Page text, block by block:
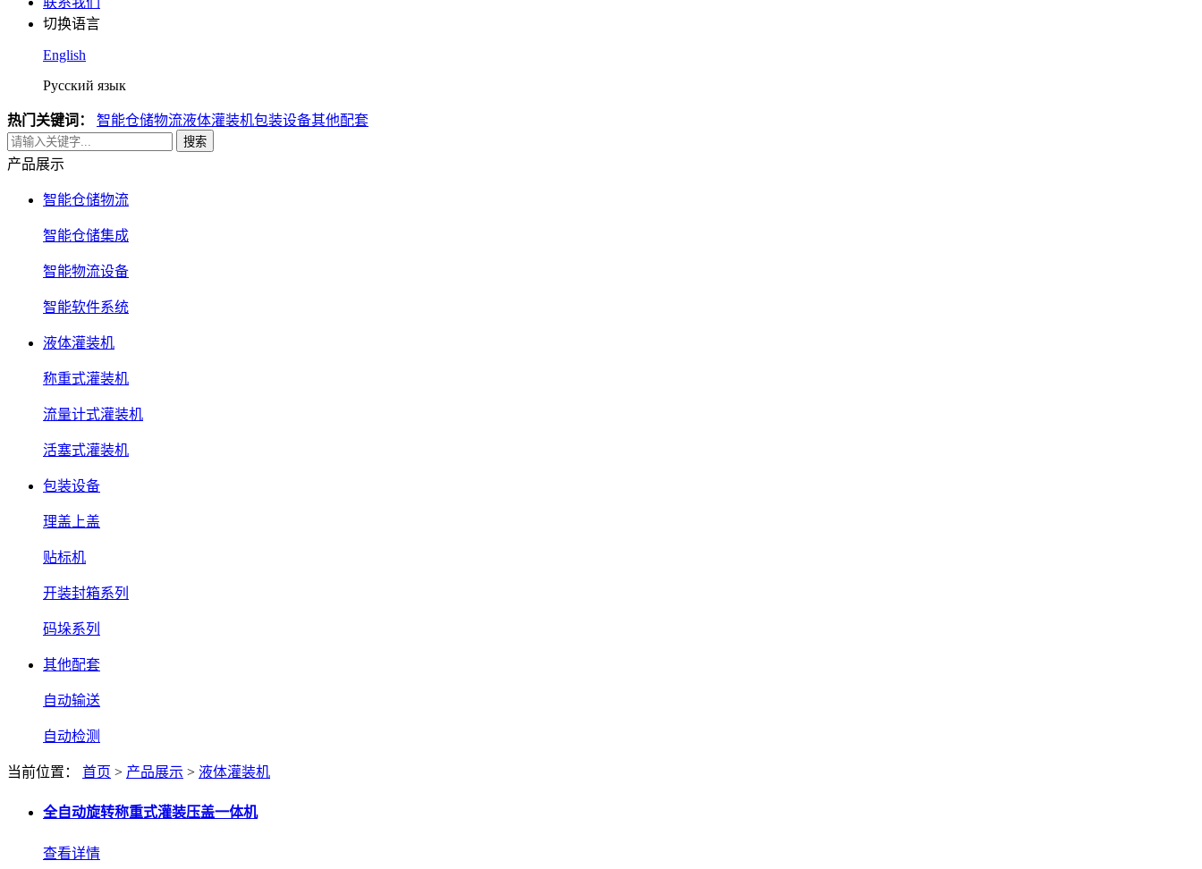
切换语言
English
Русский язык
热门关键词： 智能仓储物流液体灌装机包装设备其他配套
搜索
产品展示
智能仓储物流
智能仓储集成
智能物流设备
智能软件系统
液体灌装机
称重式灌装机
流量计式灌装机
活塞式灌装机
包装设备
理盖上盖
贴标机
开装封箱系列
码垛系列
其他配套
自动输送
自动检测
当前位置： 首页 > 产品展示 > 液体灌装机
全自动旋转称重式灌装压盖一体机
查看详情